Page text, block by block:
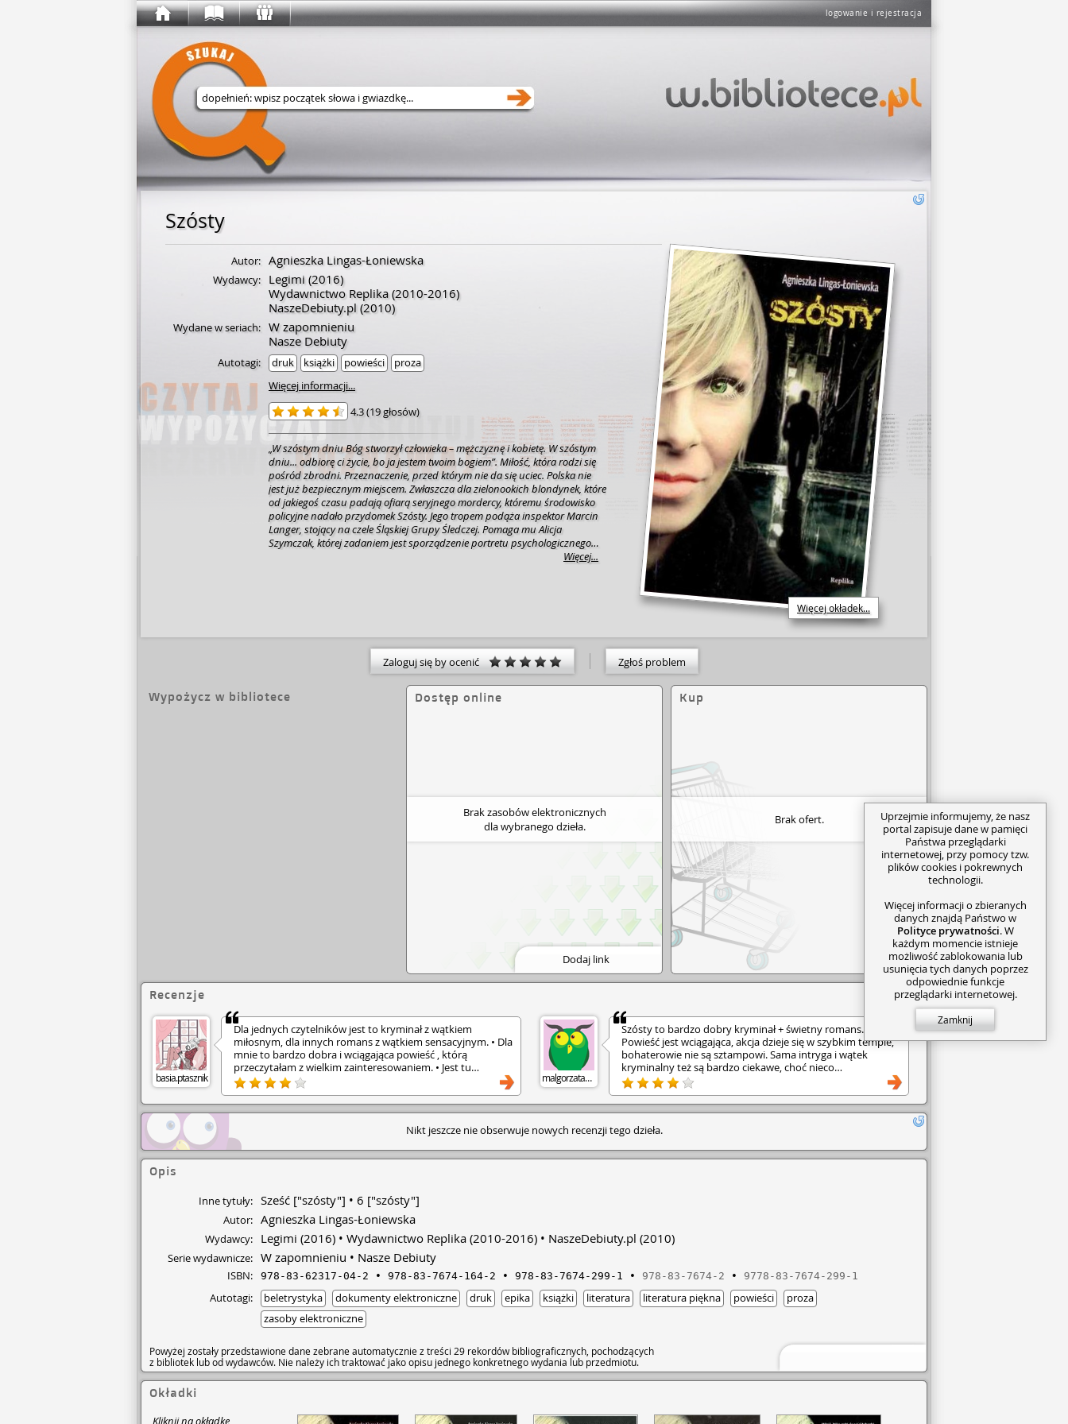
logowanie i rejestracja
Wyszukaj w serwisie
Szósty
Więcej okładek...
Autor: Agnieszka Lingas-Łoniewska
Wydawcy: Legimi (2016)
Wydawnictwo Replika(2010-2016)
NaszeDebiuty.pl (2010)
Wydane w seriach: W zapomnieniu
Nasze Debiuty
Autotagi: druk książki powieści
proza
Więcej informacji...
4.3(19 głosów)
„W szóstym dniu Bóg stworzył człowieka – mężczyznę i kobietę. W szóstym
dniu... odbiorę ci życie, bo ja jestem twoim bogiem”. Miłość, która rodzi się
pośród zbrodni. Przeznaczenie, przed którym nie da się uciec. Polska nie
jest już bezpiecznym miejscem. Zwłaszcza dla zielonookich blondynek, które
od jakiegoś czasu padają ofiarą seryjnego mordercy, któremu środowisko
policyjne nadało przydomek Szósty. Jego tropem podąża inspektor Marcin
Langer, stojący na czele Śląskiej Grupy Śledczej. Pomaga mu Alicja
Szymczak, której zadaniem jest sporządzenie portretu psychologicznego
mordercy. Wkrótce Alicję i Marcina połączy coś więcej niż tylko sprawyWięcej...
Zaloguj się by ocenić Zgłoś problem
Wypożycz w bibliotece Dostęp online
Brak zasobów elektronicznych
dla wybranego dzieła.
Dodaj link
Kup
Brak ofert.
Recenzje
basia.ptasznik
Dla jednych czytelników jest to kryminał z wątkiem
miłosnym, dla innych romans z wątkiem sensacyjnym. • Dla
mnie to bardzo dobra i wciągająca powieść , którą
przeczytałam z wielkim zainteresowaniem. • Jest tu
wszystko to , o czym lubię czytać. • Seryjny morderca-
psychopata, który uważa się za Boga, ciekawie prowadzone
śledztwo, bardzo sympatyczni, chociaż skrzywdzeni przez
los bohaterowie. • I wreszcie wielka i namiętna miłość, która
połączyła bohaterów podczas • wspólnego śledztwa. •
Powieść bardzo wciąga i wzbudza emocje, bo poznajemy
również losy porwanych kobiet, ich strach i niepewność co z
się. • Zakończenie jak dla mnie bardzo zaskakujące, ale
zapowiada dalszy ciąg, który autorka już pisze. • Już szukam
poprzedniej książki autorki "W zapomnieniu", która
opowiada historię brata bohatera Michała,który często
pojawia się na kartach powieści.
malgorzata862
Szósty to bardzo dobry kryminał + świetny romans.
Powieść jest wciągająca, akcja dzieje się w szybkim tempie,
bohaterowie nie są sztampowi. Sama intryga i wątek
kryminalny też są bardzo ciekawe, choć nieco
przewidywalne. Książka właściwie czyta się sama.
Nikt jeszcze nie obserwuje nowych recenzji tego dzieła.
Opis
Inne tytuły: Sześć ["szósty"] 6 ["szósty"]
Autor: Agnieszka Lingas-Łoniewska
Wydawcy: Legimi (2016) Wydawnictwo Replika (2010-2016) NaszeDebiuty.pl (2010)
Serie wydawnicze: W zapomnieniu Nasze Debiuty
ISBN: 978-83-62317-04-2 978-83-7674-164-2 978-83-7674-299-1 978-83-7674-2 9778-83-7674-299-1
Autotagi: beletrystyka dokumenty elektroniczne druk epika książki literatura literatura piękna powieści
proza
zasoby elektroniczne
Powyżej zostały przedstawione dane zebrane automatycznie z treści 29 rekordów bibliograficznych, pochodzących
z bibliotek lub od wydawców. Nie należy ich traktować jako opisu jednego konkretnego wydania lub przedmiotu.
Okładki
Kliknij na okładkę
Uprzejmie informujemy, że nasz
portal zapisuje dane w pamięci
Państwa przeglądarki
internetowej, przy pomocy tzw.
plików cookies i pokrewnych
technologii.
Więcej informacji o zbieranych
danych znajdą Państwo w
Polityce prywatności. W
każdym momencie istnieje
możliwość zablokowania lub
usunięcia tych danych poprzez
odpowiednie funkcje
przeglądarki internetowej.
Zamknij